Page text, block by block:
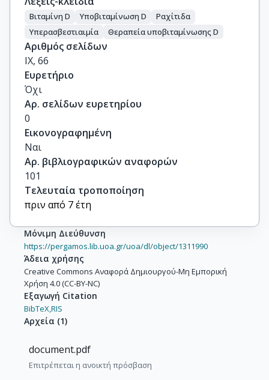
Βιταμίνη D Υποβιταμίνωση D
Ραχίτιδα
Υπερασβεστιαιμία
Θεραπεία υποβιταμίνωσης D
Αριθμός σελίδων
IX, 66
Ευρετήριο
Όχι
Αρ. σελίδων ευρετηρίου
0
Εικονογραφημένη
Ναι
Αρ. βιβλιογραφικών αναφορών
101
Τελευταία τροποποίηση
πριν από 7 έτη
Μόνιμη Διεύθυνση
https://pergamos.lib.uoa.gr/uoa/dl/object/1311990
Άδεια χρήσης
Creative Commons Αναφορά Δημιουργού-Μη Εμπορική
Χρήση 4.0 (CC-BY-NC)
Εξαγωγή Citation
BibTeX,RIS
Αρχεία (1)
document.pdf
Επιτρέπεται η ανοικτή πρόσβαση